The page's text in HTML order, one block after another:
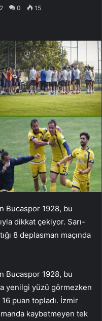
0 15
Bucaspor 1928, bu
dikkat çekiyor. Sarı-
8 deplasman maçında
Bucaspor 1928, bu
yenilgi yüzü görmezken
puan topladı. İzmir
kaybetmeyen tek